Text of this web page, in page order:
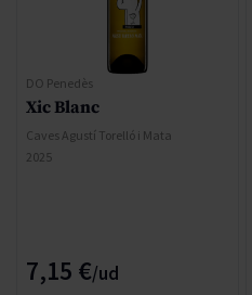
DO Penedès
Xic Blanc
Caves Agustí Torelló i Mata
2025
7,15 €